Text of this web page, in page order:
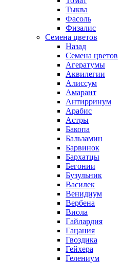
Тыква
Фасоль
Физалис
Семена цветов
Назад
Семена цветов
Агератумы
Аквилегии
Алиссум
Амарант
Антирринум
Арабис
Астры
Бакопа
Бальзамин
Барвинок
Бархатцы
Бегонии
Бузульник
Василек
Венидиум
Вербена
Виола
Гайлардия
Гацания
Гвоздика
Гейхера
Гелениум